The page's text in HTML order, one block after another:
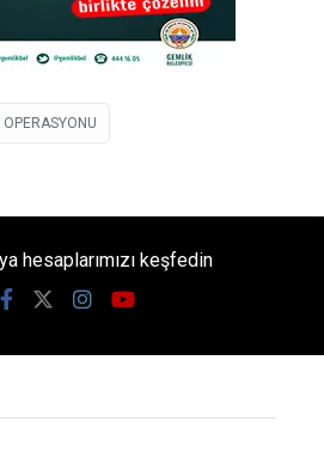
OPERASYONU
hesaplarımızı keşfedin